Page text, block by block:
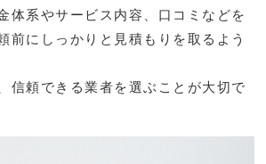
体系やサービス内容、口コミなどを
前にしっかりと見積もりを取るよう
信頼できる業者を選ぶことが大切で